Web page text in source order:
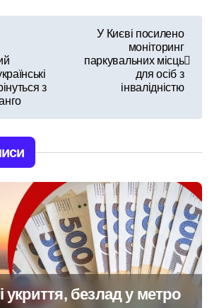
з
У Києві посилено
моніторинг
паркувальних місць
для осіб з
інвалідністю
укриття, безлад у метро